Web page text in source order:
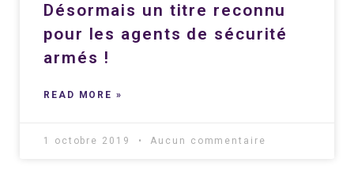
Désormais un titre reconnu
pour les agents de sécurité
armés !
READ MORE »
1 octobre 2019 Aucun commentaire